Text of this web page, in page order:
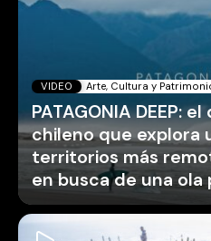
VIDEO Arte, Cultura y
PATAGONIA DEEP:
chileno que explora
territorios más
en busca de una